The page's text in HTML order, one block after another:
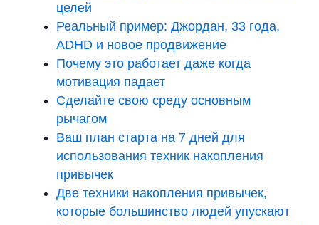
целей
Реальный пример: Джордан, 33 года,
ADHD и новое продвижение
Почему это работает даже когда
мотивация падает
Сделайте свою среду основным
рычагом
Ваш план старта на 7 дней для
использования техник накопления
привычек
Две техники накопления привычек,
которые большинство людей упускают